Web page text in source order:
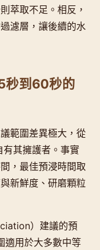
萃取不足。相反，
濾層，讓後續的水
秒到60秒的
範圍差異極大，從
其擁護者。事實
，最佳預浸時間取
新鮮度、研磨顆粒
）建議的預
適用於大多數中等